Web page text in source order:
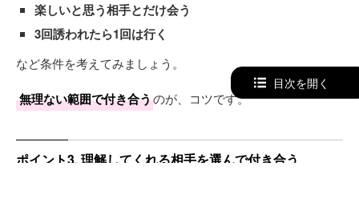
楽しいと思う相手とだけ会う
3回誘われたら1回は行く
など条件を考えてみましょう。
無理ない範囲で付き合うのが、コツです。
ポイント3. 理解してくれる相手を選んで付き合う
目次を開く